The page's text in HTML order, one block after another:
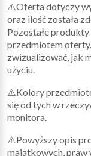
⚠️Oferta dotyczy
oraz ilość została
Pozostałe
przedmiotem
zwizualizować, jak
użyciu.
⚠️Kolory
się od tych w
monitora.
⚠️Powyższy opis
majątkowych, praw